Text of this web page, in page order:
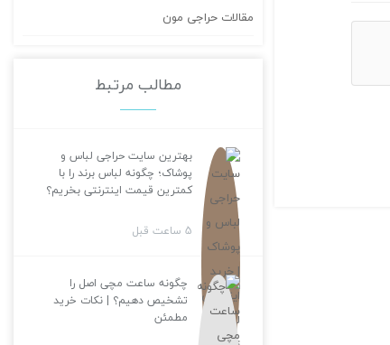
مقالات حراجی مون
مطالب مرتبط
بهترین سایت حراجی لباس و
پوشاک؛ چگونه لباس برند را با
کمترین قیمت اینترنتی بخریم؟
5 ساعت قبل
چگونه ساعت مچی اصل را
تشخیص دهیم؟ | نکات خرید
مطمئن